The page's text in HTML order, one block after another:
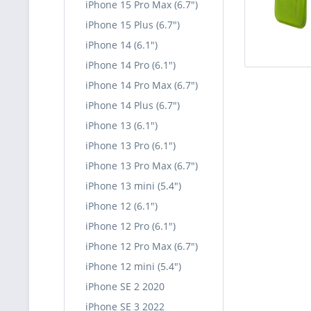
iPhone 15 Pro Max (6.7")
iPhone 15 Plus (6.7")
iPhone 14 (6.1")
iPhone 14 Pro (6.1")
iPhone 14 Pro Max (6.7")
iPhone 14 Plus (6.7")
iPhone 13 (6.1")
iPhone 13 Pro (6.1")
iPhone 13 Pro Max (6.7")
iPhone 13 mini (5.4")
iPhone 12 (6.1")
iPhone 12 Pro (6.1")
iPhone 12 Pro Max (6.7")
iPhone 12 mini (5.4")
iPhone SE 2 2020
iPhone SE 3 2022